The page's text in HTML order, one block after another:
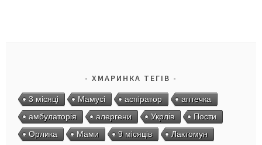
ХМАРИНКА ТЕГІВ
3 місяці Мамусі аспіратор
аптечка
амбулаторія
алергени Укрлів
Пости
Орлика
Мами 9 місяців Лактомун